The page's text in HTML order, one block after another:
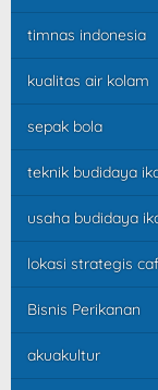
timnas indonesia
kualitas air kolam
sepak bola
teknik budidaya
usaha budidaya
lokasi strategis
Bisnis Perikanan
akuakultur